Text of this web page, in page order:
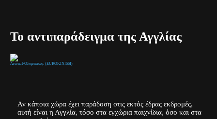
Το αντιπαράδειγμα της Αγγλίας
Arsenal-Ολυμπιακός. (EUROKINISSI)
Αν κάποια χώρα έχει παράδοση στις εκτός έδρας εκδρομές,
αυτή είναι η Αγγλία, τόσο στα εγχώρια παιχνίδια, όσο και στα